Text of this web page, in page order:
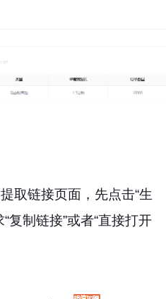
取链接页面，先点击“生
复制链接”或者“直接打开